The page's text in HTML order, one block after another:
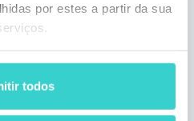
por estes a partir da sua
todos